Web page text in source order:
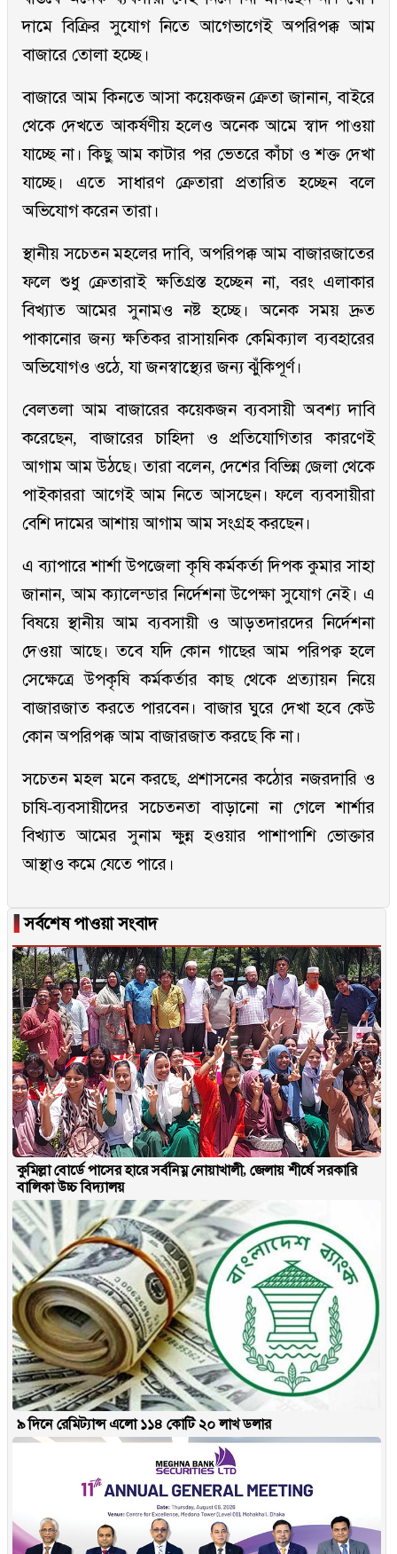
দামে বিক্রির সুযোগ নিতে আগেভাগেই অপরিপক্ক আম
বাজারে তোলা হচ্ছে।
বাজারে আম কিনতে আসা কয়েকজন ক্রেতা জানান, বাইরে
থেকে দেখতে আকর্ষণীয় হলেও অনেক আমে স্বাদ পাওয়া
যাচ্ছে না। কিছু আম কাটার পর ভেতরে কাঁচা ও শক্ত দেখা
যাচ্ছে। এতে সাধারণ ক্রেতারা প্রতারিত হচ্ছেন বলে
অভিযোগ করেন তারা।
স্থানীয় সচেতন মহলের দাবি, অপরিপক্ক আম বাজারজাতের
ফলে শুধু ক্রেতারাই ক্ষতিগ্রস্ত হচ্ছেন না, বরং এলাকার
বিখ্যাত আমের সুনামও নষ্ট হচ্ছে। অনেক সময় দ্রুত
পাকানোর জন্য ক্ষতিকর রাসায়নিক কেমিক্যাল ব্যবহারের
অভিযোগও ওঠে, যা জনস্বাস্থ্যের জন্য ঝুঁকিপূর্ণ।
বেলতলা আম বাজারের কয়েকজন ব্যবসায়ী অবশ্য দাবি
করেছেন, বাজারের চাহিদা ও প্রতিযোগিতার কারণেই
আগাম আম উঠছে। তারা বলেন, দেশের বিভিন্ন জেলা থেকে
পাইকাররা আগেই আম নিতে আসছেন। ফলে ব্যবসায়ীরা
বেশি দামের আশায় আগাম আম সংগ্রহ করছেন।
এ ব্যাপারে শার্শা উপজেলা কৃষি কর্মকর্তা দিপক কুমার সাহা
জানান, আম ক্যালেন্ডার নির্দেশনা উপেক্ষা সুযোগ নেই। এ
বিষয়ে স্থানীয় আম ব্যবসায়ী ও আড়তদারদের নির্দেশনা
দেওয়া আছে। তবে যদি কোন গাছের আম পরিপক্ব হলে
সেক্ষেত্রে উপকৃষি কর্মকর্তার কাছ থেকে প্রত্যায়ন নিয়ে
বাজারজাত করতে পারবেন। বাজার ঘুরে দেখা হবে কেউ
কোন অপরিপক্ক আম বাজারজাত করছে কি না।
সচেতন মহল মনে করছে, প্রশাসনের কঠোর নজরদারি ও
চাষি-ব্যবসায়ীদের সচেতনতা বাড়ানো না গেলে শার্শার
বিখ্যাত আমের সুনাম ক্ষুন্ন হওয়ার পাশাপাশি ভোক্তার
আস্থাও কমে যেতে পারে।
▐সর্বশেষ পাওয়া সংবাদ
কুমিল্লা বোর্ডে পাসের হারে সর্বনিম্ন নোয়াখালী, জেলায় শীর্ষে সরকারি
বালিকা উচ্চ বিদ্যালয়
৯ দিনে রেমিট্যান্স এলো ১১৪ কোটি ২০ লাখ ডলার